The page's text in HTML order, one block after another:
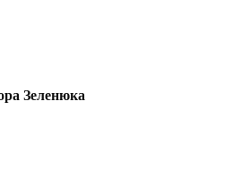
Зеленюка